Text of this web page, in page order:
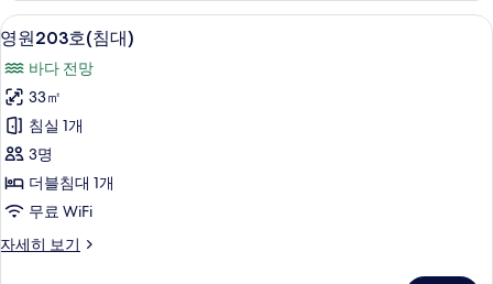
기
대)
자
세
히
보
기
영
원
203
호
(침
대)
사
진
모
5
영원203호(침대)
바다 전망
33㎡
침실 1개
3명
더블침대 1개
무료 WiFi
자세히 보기
영